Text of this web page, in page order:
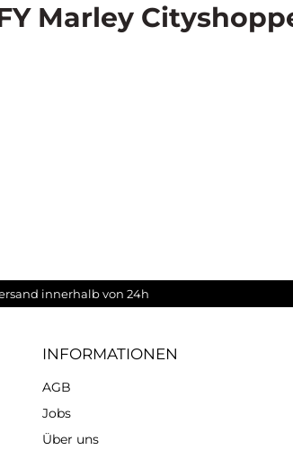
Marley
innerhalb von 24h
INFORMATIONEN
AGB
Jobs
Über uns